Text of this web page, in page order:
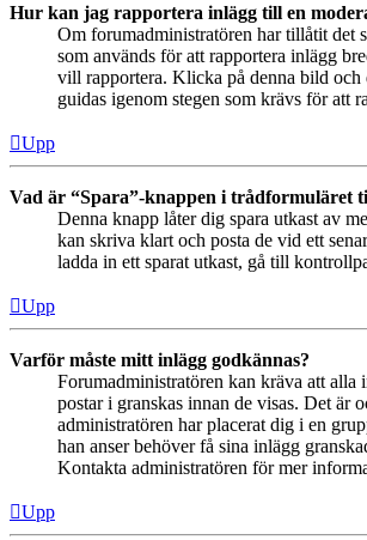
Hur kan jag rapportera inlägg till en
Om forumadministratören har tillåtit det
som används för att rapportera inlägg
vill rapportera. Klicka på denna bild och
guidas igenom stegen som krävs för att
Upp
Vad är “Spara”-knappen i trådformuläret
Denna knapp låter dig spara utkast av
kan skriva klart och posta de vid ett
ladda in ett sparat utkast, gå till
Upp
Varför måste mitt inlägg godkännas?
Forumadministratören kan kräva att alla
postar i granskas innan de visas. Det är
administratören har placerat dig i en
han anser behöver få sina inlägg
Kontakta administratören för mer
Upp